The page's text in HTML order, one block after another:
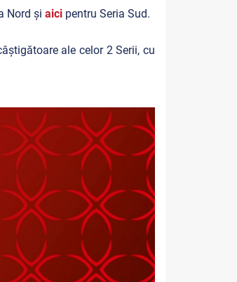
Nord și aici pentru Seria Sud.
ale celor 2 Serii, cu